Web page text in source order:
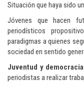
Situación que haya sido
Jóvenes que hacen
periodísticos
paradigmas a quienes
sociedad en sentido
Juventud y
periodistas a realizar